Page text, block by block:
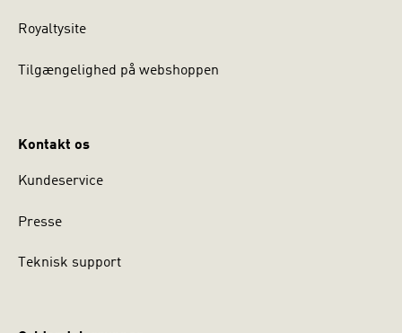
Royaltysite
Tilgængelighed på webshoppen
Kontakt os
Kundeservice
Presse
Teknisk support